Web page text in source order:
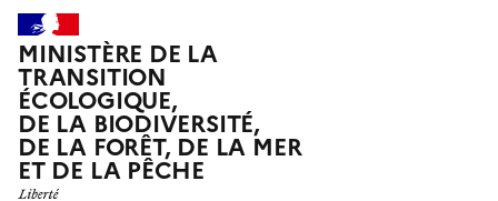
MINISTÈRE DE LA
TRANSITION
ÉCOLOGIQUE,
DE LA BIODIVERSITÉ,
DE LA FORÊT, DE LA MER
ET DE LA PÊCHE